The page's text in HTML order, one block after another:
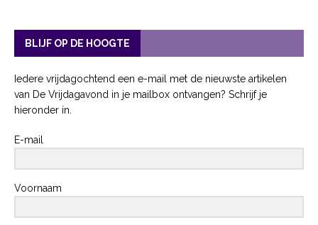
BLIJF OP DE HOOGTE
Iedere vrijdagochtend een e-mail met de nieuwste artikelen
van De Vrijdagavond in je mailbox ontvangen? Schrijf je
hieronder in.
E-mail
Voornaam